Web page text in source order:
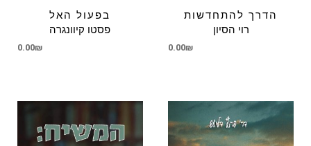
בפעול האל
פסטו קיוונגרה
0.00₪
הדרך להתחדשות
רוי הסיון
0.00₪